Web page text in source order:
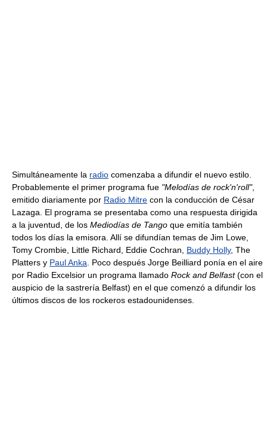
Simultáneamente la radio comenzaba a difundir el nuevo estilo.
Probablemente el primer programa fue "Melodías de rock'n'roll",
emitido diariamente por Radio Mitre con la conducción de César
Lazaga. El programa se presentaba como una respuesta dirigida
a la juventud, de los Mediodías de Tango que emitía también
todos los días la emisora. Allí se difundían temas de Jim Lowe,
Tomy Crombie, Little Richard, Eddie Cochran, Buddy Holly, The
Platters y Paul Anka . Poco después Jorge Beilliard ponía en el aire
por Radio Excelsior un programa llamado Rock and Belfast(con el
auspicio de la sastrería Belfast) en el que comenzó a difundir los
últimos discos de los rockeros estadounidenses.